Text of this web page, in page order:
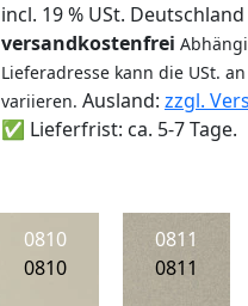
incl. 19 % USt. Deutschland
versandkostenfrei
Lieferadresse kann die USt.
variieren. Ausland: zzgl.
✅ Lieferfrist: ca. 5-7 Tage.
0810
0810
0811
0811